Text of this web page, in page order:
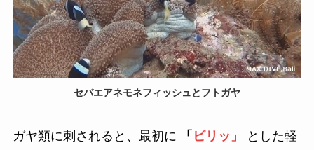
セバエアネモネフィッシュとフトガヤ
ガヤ類に刺されると、最初に 「 ビリッ」
とした軽